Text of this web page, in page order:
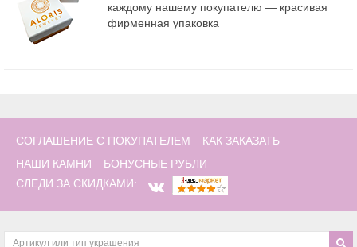
каждому нашему покупателю — красивая
фирменная упаковка
СОГЛАШЕНИЕ С ПОКУПАТЕЛЕМ
КАК ЗАКАЗАТЬ
НАШИ КАМНИ
БОНУСНЫЕ РУБЛИ
СЛЕДИ ЗА СКИДКАМИ: